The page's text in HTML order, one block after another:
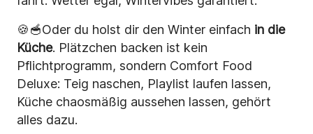
🍪🥣Oder du holst dir den Winter einfach in die
Küche. Plätzchen backen ist kein
Pflichtprogramm, sondern Comfort Food
Deluxe: Teig naschen, Playlist laufen lassen,
Küche chaosmäßig aussehen lassen, gehört
alles dazu.